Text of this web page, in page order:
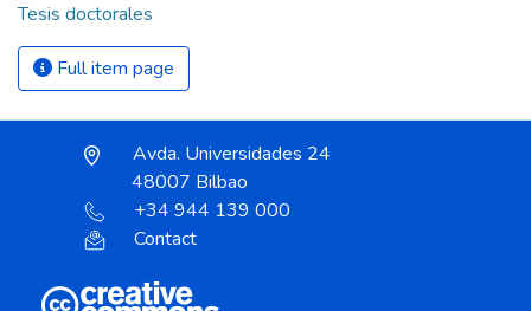
Tesis doctorales
Full item page
Avda. Universidades 24
48007 Bilbao
+34 944 139 000
Contact